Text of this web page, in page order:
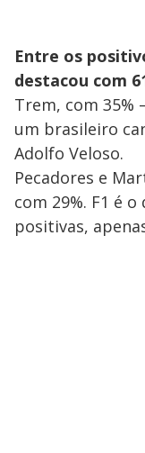
Entre os
destacou com
Trem, com
um brasileiro
Adolfo Veloso.
Pecadores e
com 29%. F1 é
positivas,